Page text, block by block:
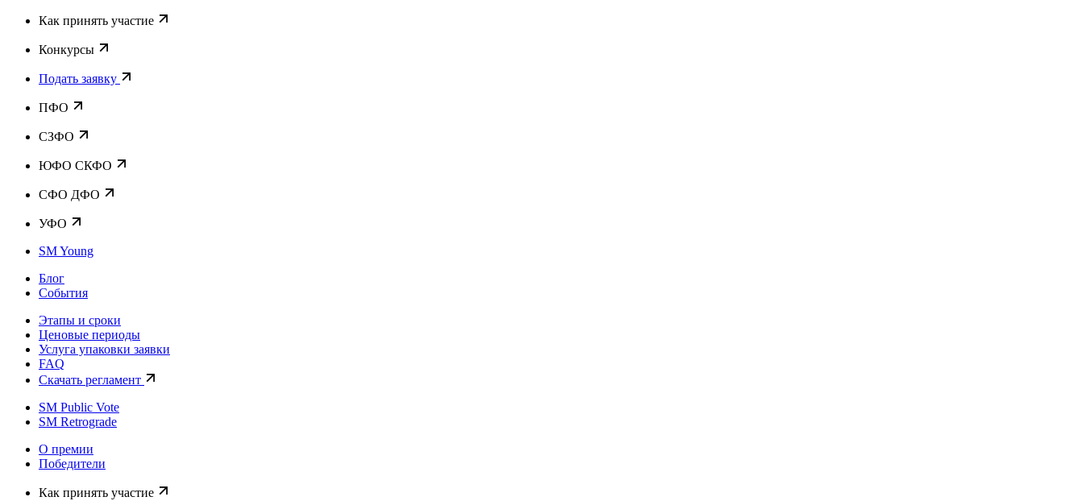
Как принять участие
Конкурсы
Подать заявку
ПФО
СЗФО
ЮФО СКФО
CФО ДФО
УФО
SM Young
Блог
События
Этапы и сроки
Ценовые периоды
Услуга упаковки заявки
FAQ
Скачать регламент
SM Public Vote
SM Retrograde
О премии
Победители
Как принять участие